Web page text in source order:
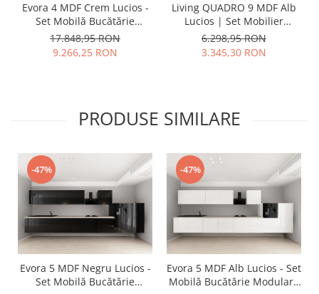
Evora 4 MDF Crem Lucios -
Set Mobilă Bucătărie
Modulară Modernă MDF
4.8m Premium
Configurabilă Deschidere
Personalizabil - Hulgo
Mobili
17.848,95 RON
9.266,25 RON
Living QUADRO 9 MDF Alb
Lucios | Set Mobilier
Modular Suspendat
Premium Configurabil
pentru un Living Modern
6.298,95 RON
3.345,30 RON
PRODUSE SIMILARE
-47%
Evora 5 MDF Negru Lucios -
Set Mobilă Bucătărie
-47%
Evora 5 MDF Alb Lucios - Set
Mobilă Bucătărie Modulară